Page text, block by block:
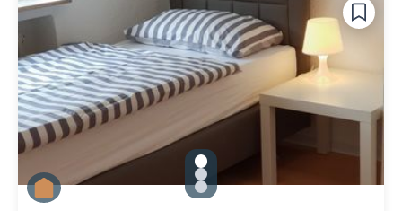
gallery.slide_selector
Zu Slide 1 wechseln
Zu Slide 2 wechseln
Zu Slide 3 wechseln